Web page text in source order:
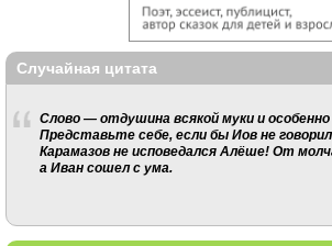
Случайная цитата
Слово — отдушина всякой муки и
Представьте себе, если бы Иов не
Карамазов не исповедался Алёше! От
а Иван сошел с ума.